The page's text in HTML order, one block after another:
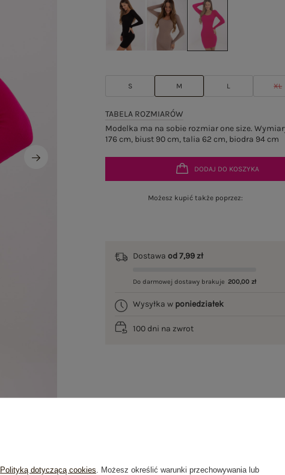
S M L XL
TABELA ROZMIARÓW
Modelka ma na sobie rozmiar one size.
176 cm, biust 90 cm, talia 62 cm, biodra 94 cm
DODAJ DO KOSZYKA
Możesz kupić także poprzez:
Dostawaod 7,99 zł
Do darmowej dostawy brakuje 200,00 zł
Wysyłka w poniedziałek
100 dni na zwrot
Polityką dotyczącą cookies . Możesz określić warunki przechowywania lub